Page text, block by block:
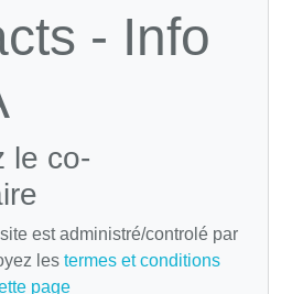
- Info
le co-
est administré/controlé par
les termes et conditions
page